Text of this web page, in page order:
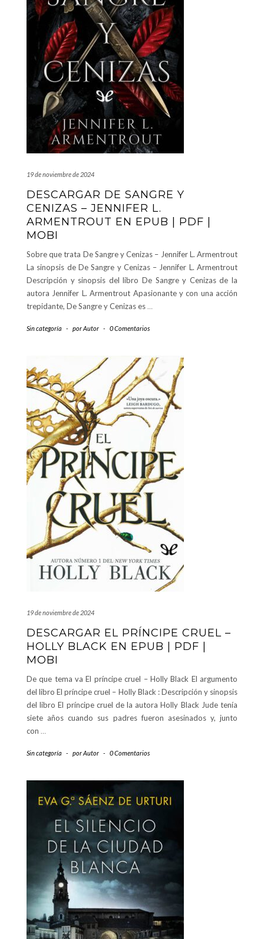
19 de noviembre de 2024
DESCARGAR DE SANGRE Y
CENIZAS – JENNIFER L.
ARMENTROUT EN EPUB | PDF |
MOBI
Sobre que trata De Sangre y Cenizas – Jennifer L. Armentrout
La sinopsis de De Sangre y Cenizas – Jennifer L. Armentrout
Descripción y sinopsis del libro De Sangre y Cenizas de la
autora Jennifer L. Armentrout Apasionante y con una acción
trepidante, De Sangre y Cenizas es …
Sin categoría - porAutor - 0 Comentarios
19 de noviembre de 2024
DESCARGAR EL PRÍNCIPE CRUEL –
HOLLY BLACK EN EPUB | PDF |
MOBI
De que tema va El príncipe cruel – Holly Black El argumento
del libro El príncipe cruel – Holly Black : Descripción y sinopsis
del libro El príncipe cruel de la autora Holly Black Jude tenía
siete años cuando sus padres fueron asesinados y, junto
con …
Sin categoría - porAutor - 0 Comentarios